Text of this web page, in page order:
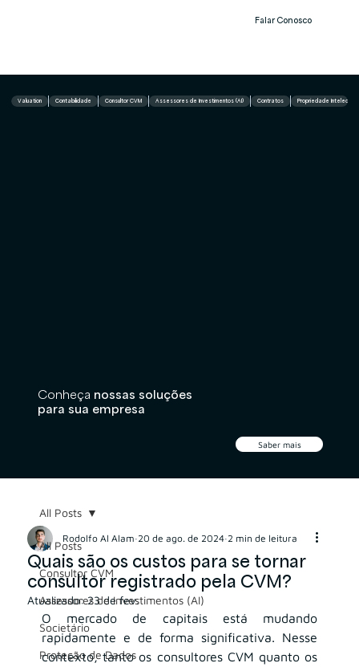
Falar Conosco
Conheça nossas soluções
para sua empresa
Saber mais
Valuation Contabilidade Consultor CVM Assessores de Investimentos (AI) Contratos Propriedade Intelectual
All Posts
Consultor CVM
Assessores de Investimentos (AI)
Societário
Proteção de Dados
All Posts
Quais são os custos para se tornar
consultor registrado pela CVM?
Rodolfo Al Alam 20 de ago. de 2024 2 min de leitura
Atualizado:23 de fev.
O mercado de capitais está mudando
rapidamente e de forma significativa. Nesse
contexto, tanto os consultores CVM quanto os